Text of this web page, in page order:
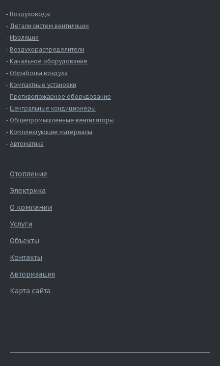
Воздуховоды
Детали систем вентиляции
Изоляция
Воздухораспределители
Канальное оборудование
Обработка воздуха
Компактные установки
Противопожарное оборудование
Центральные кондиционеры
Общепромышленные вентиляторы
Комплектующие материалы
Автоматика
Отопление
Электрика
О компании
Услуги
Объекты
Контакты
Авторизация
Карта сайта